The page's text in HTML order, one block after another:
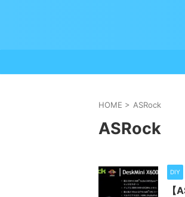
HOME > ASRock
ASRock
DIY
【